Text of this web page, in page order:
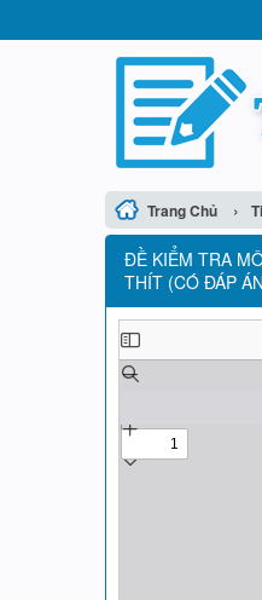
Trang Chủ ›
ĐỀ KIỂM TRA
THÍT (CÓ ĐÁP